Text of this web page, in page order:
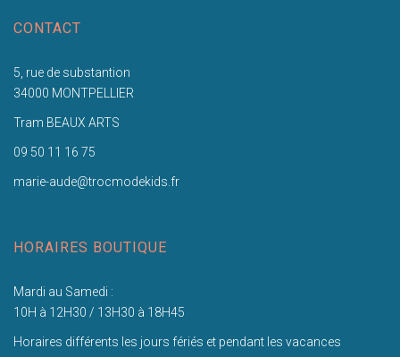
CONTACT
5, rue de substantion
34000 MONTPELLIER
Tram BEAUX ARTS
09 50 11 16 75
marie-aude@trocmodekids.fr
HORAIRES BOUTIQUE
Mardi au Samedi :
10H à 12H30 / 13H30 à 18H45
Horaires différents les jours fériés et pendant les vacances